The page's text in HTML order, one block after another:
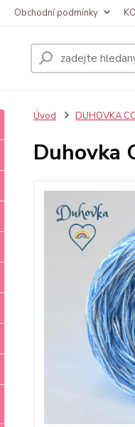
Obchodní podmínky
Úvod DUHOVKA
Duhovka